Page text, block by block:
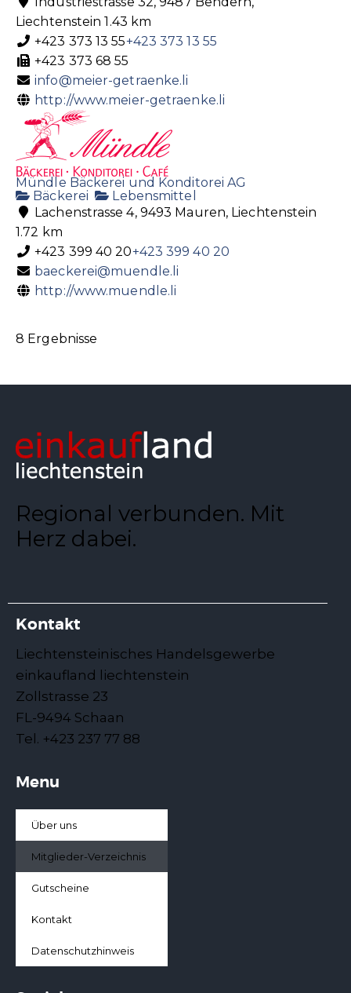
Liechtenstein 1.43 km
+423 373 13 55+423 373 13 55
+423 373 68 55
info@meier-getraenke.li
http://www.meier-getraenke.li
Mündle Bäckerei und Konditorei AG
Bäckerei
Lebensmittel
Lachenstrasse 4, 9493 Mauren, Liechtenstein
1.72 km
+423 399 40 20+423 399 40 20
baeckerei@muendle.li
http://www.muendle.li
8 Ergebnisse
Regional verbunden. Mit
Herz dabei.
Kontakt
Liechtensteinisches Handelsgewerbe
einkaufland liechtenstein
Zollstrasse 23
FL-9494 Schaan
Tel. +423 237 77 88
Menu
Über uns
Mitglieder-Verzeichnis
Gutscheine
Kontakt
Datenschutzhinweis